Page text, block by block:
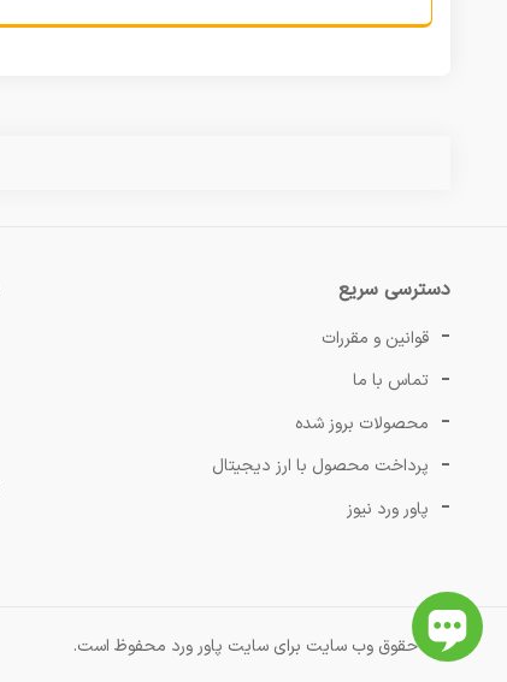
دسترسی سریع
قوانین و مقررات
تماس با ما
محصولات بروز شده
پرداخت محصول با ارز دیجیتال
پاور ورد نیوز
کلیه حقوق وب سایت برای سایت پاور ورد محفوظ است.